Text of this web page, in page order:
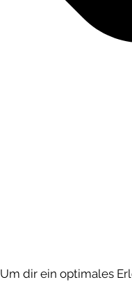
Um dir ein optimales